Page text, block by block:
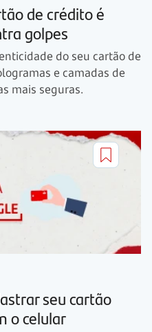
de crédito é
golpes
do seu cartão de
e camadas de
mais seguras.
seu cartão
o celular